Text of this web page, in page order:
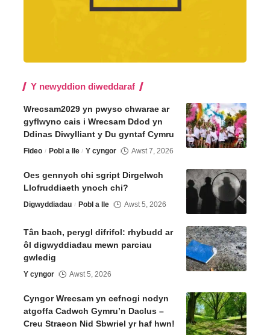
Y newyddion diweddaraf
Wrecsam2029 yn pwyso chwarae ar
gyflwyno cais i Wrecsam Ddod yn
Ddinas Diwylliant y Du gyntaf Cymru
Fideo Pobl a lle Y cyngor Awst 7, 2026
Oes gennych chi sgript Dirgelwch
Llofruddiaeth ynoch chi?
Digwyddiadau Pobl a lle Awst 5, 2026
Tân bach, perygl difrifol: rhybudd ar
ôl digwyddiadau mewn parciau
gwledig
Y cyngor Awst 5, 2026
Cyngor Wrecsam yn cefnogi nodyn
atgoffa Cadwch Gymru’n Daclus –
Creu Straeon Nid Sbwriel yr haf hwn!